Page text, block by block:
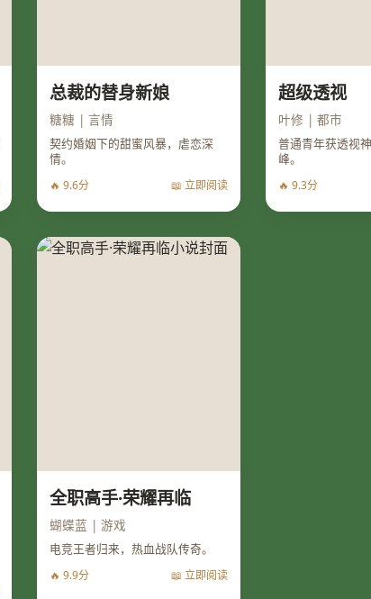
总裁的替身新娘
糖糖 | 言情
契约婚姻下的甜蜜风暴，虐恋深
情。
🔥 9.6分 📖 立即阅读
超级透视
叶修 | 都市
普通青年获透视
峰。
🔥 9.3分
全职高手·荣耀再临
蝴蝶蓝 | 游戏
电竞王者归来，热血战队传奇。
🔥 9.9分 📖 立即阅读